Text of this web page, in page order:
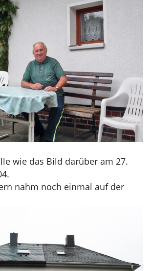
wie das Bild darüber am 27.
nahm noch einmal auf der